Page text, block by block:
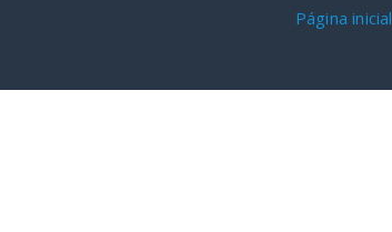
Página inicial